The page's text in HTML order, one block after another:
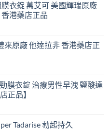
衣錠 萬艾可 美國輝瑞原廠
港藥店正品
來原廠 他達拉非 香港藥店正
膜衣錠 治療男性早洩 鹽酸達
正品】
Tadarise 勃起持久